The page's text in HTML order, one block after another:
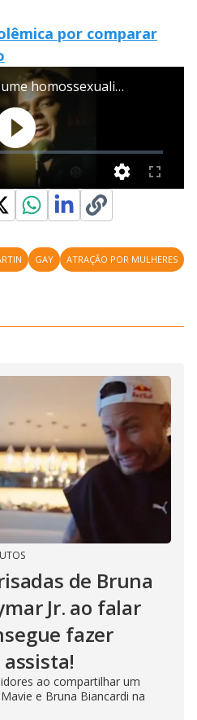
por comparar
GAY ATRAÇÃO POR MULHERES
de Bruna
Jr. ao falar
fazer
ao compartilhar um
e Bruna Biancardi na